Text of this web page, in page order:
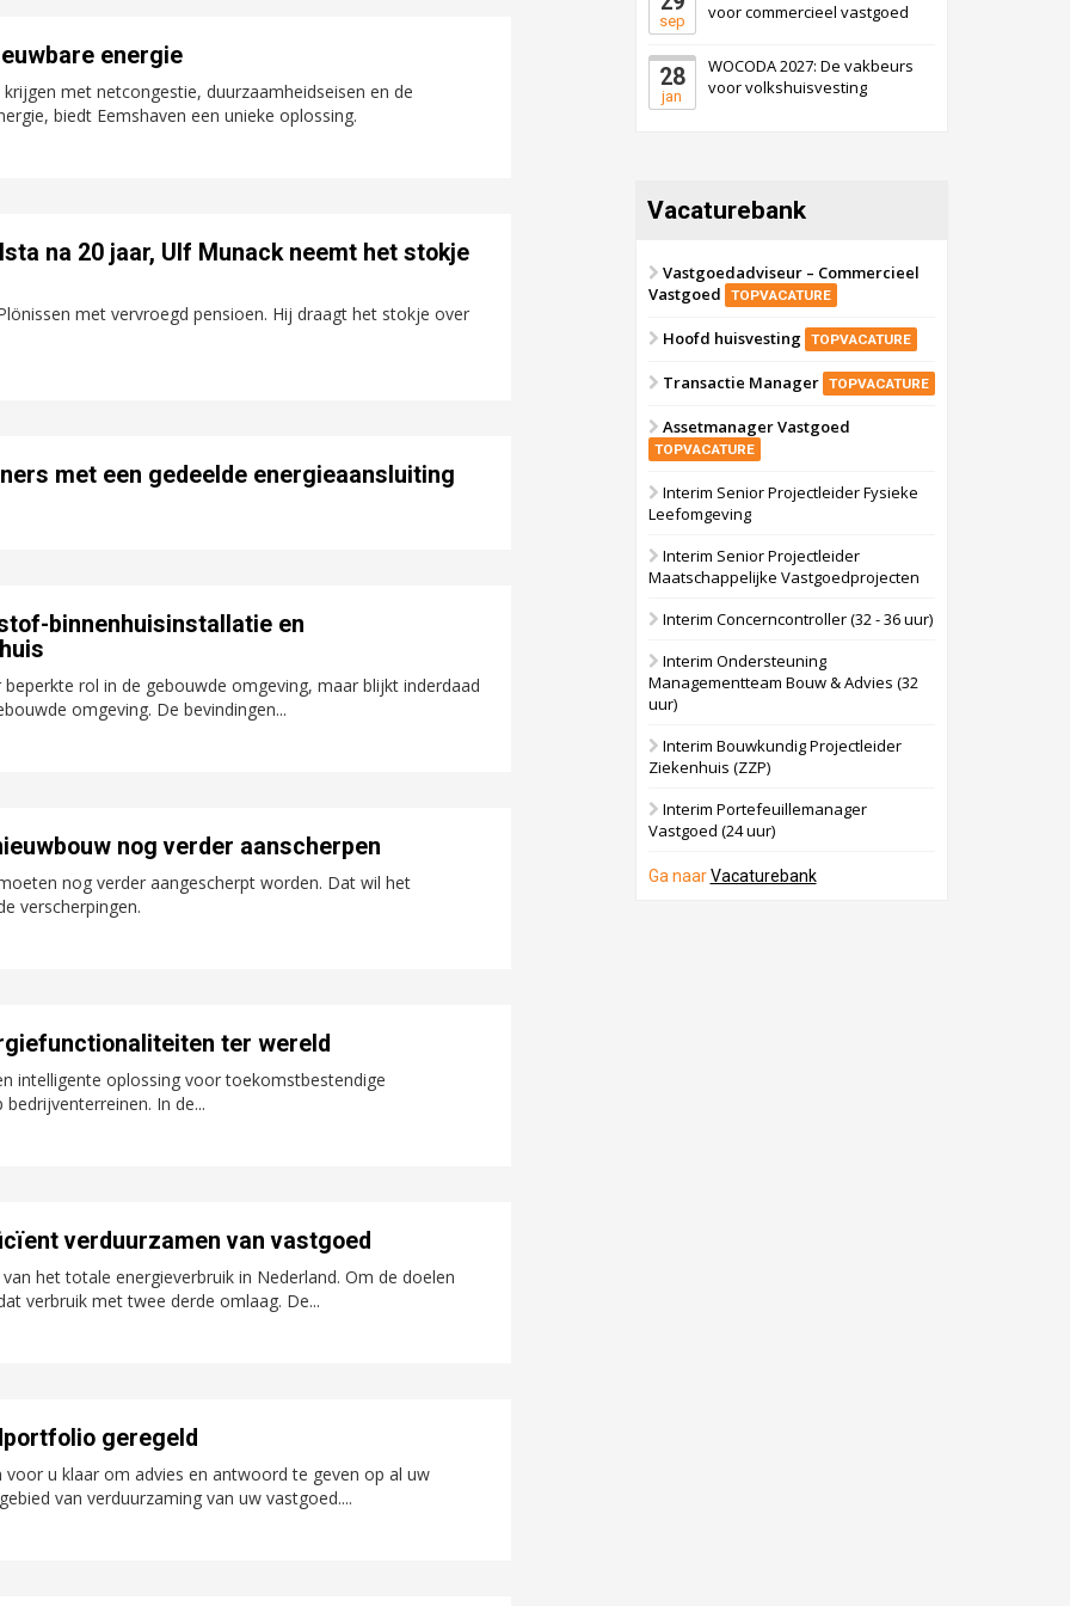
energie
met netcongestie, duurzaamheidseisen en de
biedt Eemshaven een unieke oplossing.
na 20 jaar, Ulf Munack neemt het stokje
met vervroegd pensioen. Hij draagt het stokje over
met een gedeelde energieaansluiting
binnenhuisinstallatie en
rol in de gebouwde omgeving, maar blijkt inderdaad
omgeving. De bevindingen...
nog verder aanscherpen
nog verder aangescherpt worden. Dat wil het
verscherpingen.
ter wereld
intelligente oplossing voor toekomstbestendige
In de...
verduurzamen van vastgoed
het totale energieverbruik in Nederland. Om de doelen
verbruik met twee derde omlaag. De...
geregeld
u klaar om advies en antwoord te geven op al uw
van verduurzaming van uw vastgoed....
sep
voor commercieel vastgoed
28
jan
WOCODA 2027: De vakbeurs
voor volkshuisvesting
Vacaturebank
Vastgoedadviseur – Commercieel
Vastgoed
TOPVACATURE
Hoofd huisvesting TOPVACATURE
Transactie Manager TOPVACATURE
Assetmanager Vastgoed
TOPVACATURE
Interim Senior Projectleider Fysieke
Leefomgeving
Interim Senior Projectleider
Maatschappelijke Vastgoedprojecten
Interim Concerncontroller (32 - 36 uur)
Interim Ondersteuning
Managementteam Bouw & Advies (32
uur)
Interim Bouwkundig Projectleider
Ziekenhuis (ZZP)
Interim Portefeuillemanager
Vastgoed (24 uur)
Ga naarVacaturebank